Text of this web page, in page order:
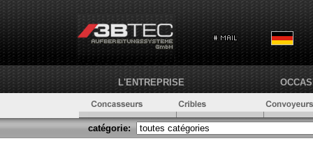
L'ENTREPRISE
catégorie: